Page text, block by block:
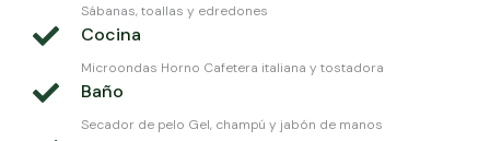
Sábanas, toallas y edredones
Cocina
Microondas Horno Cafetera italiana y tostadora
Baño
Secador de pelo Gel, champú y jabón de manos